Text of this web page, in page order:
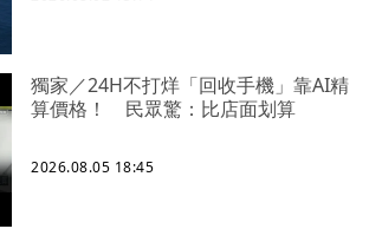
獨家／24H不打烊「回收手機」靠AI精
算價格！ 民眾驚：比店面划算
2026.08.05 18:45